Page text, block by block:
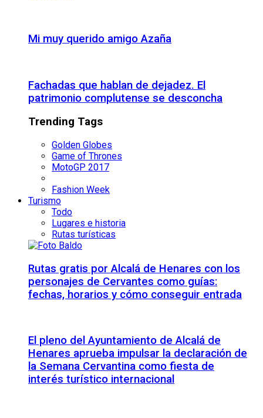
Mi muy querido amigo Azaña
Fachadas que hablan de dejadez. El
patrimonio complutense se desconcha
Trending Tags
Golden Globes
Game of Thrones
MotoGP 2017
Fashion Week
Turismo
Todo
Lugares e historia
Rutas turísticas
Rutas gratis por Alcalá de Henares con los
personajes de Cervantes como guías:
fechas, horarios y cómo conseguir entrada
El pleno del Ayuntamiento de Alcalá de
Henares aprueba impulsar la declaración de
la Semana Cervantina como fiesta de
interés turístico internacional